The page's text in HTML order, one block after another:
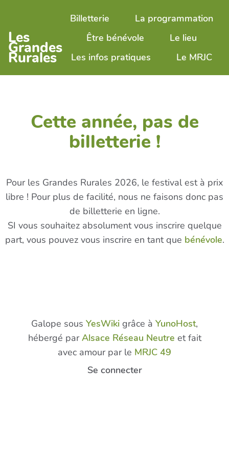
Aller au contenu principal
Les
Grandes
Rurales
Billetterie
La programmation
Être bénévole
Le lieu
Les infos pratiques
Le MRJC
Cette année, pas de
billetterie !
Pour les Grandes Rurales 2026, le festival est à prix
libre ! Pour plus de facilité, nous ne faisons donc pas
de billetterie en ligne.
SI vous souhaitez absolument vous inscrire quelque
part, vous pouvez vous inscrire en tant que bénévole.
Galope sous YesWiki grâce à YunoHost,
hébergé parAlsace Réseau Neutre et fait
avec amour par le MRJC 49
Se connecter